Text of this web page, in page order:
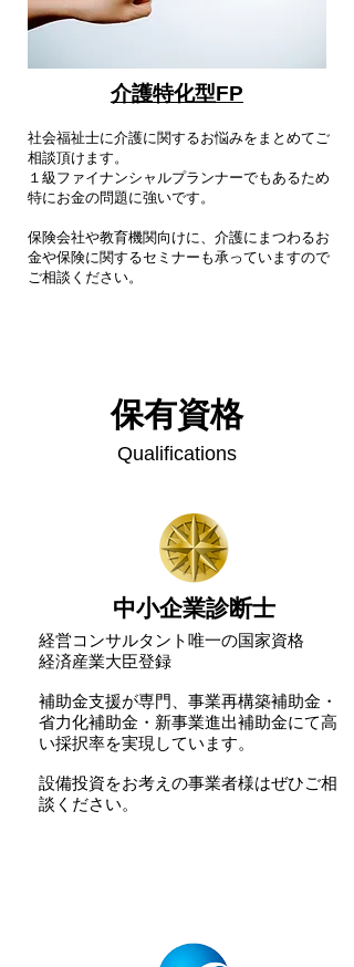
介護特化型FP
社会福祉士に介護に関するお悩みをまとめてご
相談頂けます。
１級ファイナンシャルプランナーでもあるため
特にお金の問題に強いです。
保険会社や教育機関向けに、介護にまつわるお
金や保険に関するセミナーも承っていますので
ご相談ください。
保有資格
Qualifications
中小企業診断士
経営コンサルタント唯一の国家資格
​経済産業大臣登録
補助金支援が専門、事業再構築補助金・
省力化補助金・新事業進出補助金にて高
い採択率を実現しています。
設備投資をお考えの事業者様はぜひご相
談ください。